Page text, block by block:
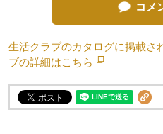
コメ
生活クラブのカタログに掲載さ
ブの詳細はこちら 別のウィンド